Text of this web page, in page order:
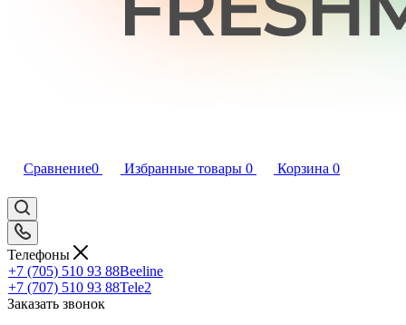
Сравнение0 Избранные товары 0 Корзина 0
Телефоны
+7 (705) 510 93 88Beeline
+7 (707) 510 93 88Tele2
Заказать звонок